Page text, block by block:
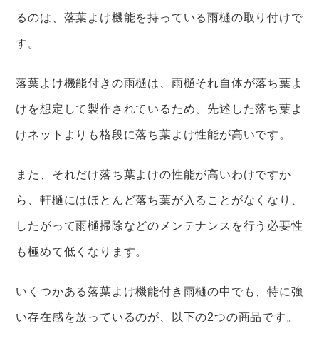
るのは、落葉よけ機能を持っている雨樋の取り付けで
す。
落葉よけ機能付きの雨樋は、雨樋それ自体が落ち葉よ
けを想定して製作されているため、先述した落ち葉よ
けネットよりも格段に落ち葉よけ性能が高いです。
また、それだけ落ち葉よけの性能が高いわけですか
ら、軒樋にはほとんど落ち葉が入ることがなくなり、
したがって雨樋掃除などのメンテナンスを行う必要性
も極めて低くなります。
いくつかある落葉よけ機能付き雨樋の中でも、特に強
い存在感を放っているのが、以下の2つの商品です。